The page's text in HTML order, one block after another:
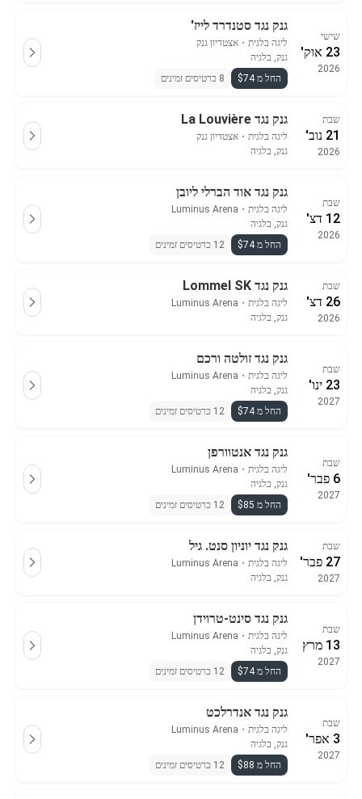
שישי
23 אוק'
2026
גנק נגד סטנדרד לייז'
ליגה בלגית ・ אצטדיון גנק
גנק, בלגיה
החל מ $74
8 כרטיסים זמינים
שבת
21 נוב'
2026
גנק נגד La Louvière
ליגה בלגית ・ אצטדיון גנק
גנק, בלגיה
שבת
12 דצ'
2026
גנק נגד אוד הברלי ליובן
ליגה בלגית ・
Luminus Arena
גנק, בלגיה
החל מ $74
12 כרטיסים זמינים
שבת
26 דצ'
2026
גנק נגד Lommel SK
ליגה בלגית ・
Luminus Arena
גנק, בלגיה
שבת
23 ינו'
2027
גנק נגד זולטה ורכם
ליגה בלגית ・
Luminus Arena
גנק, בלגיה
החל מ $74
12 כרטיסים זמינים
שבת
6 פבר'
2027
גנק נגד אנטוורפן
ליגה בלגית ・
Luminus Arena
גנק, בלגיה
החל מ $85
12 כרטיסים זמינים
שבת
27 פבר'
2027
גנק נגד יוניון סנט. גיל
ליגה בלגית ・
Luminus Arena
גנק, בלגיה
שבת
13 מרץ
2027
גנק נגד סינט-טרוידן
ליגה בלגית ・
Luminus Arena
גנק, בלגיה
החל מ $74
12 כרטיסים זמינים
שבת
3 אפר'
2027
גנק נגד אנדרלכט
ליגה בלגית ・
Luminus Arena
גנק, בלגיה
החל מ $88
12 כרטיסים זמינים